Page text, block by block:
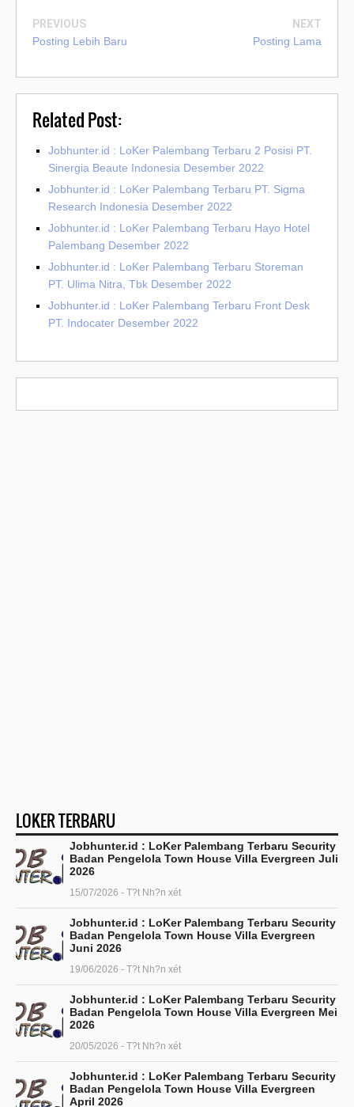
PREVIOUS
Posting Lebih Baru
NEXT
Posting Lama
Related Post:
Jobhunter.id : LoKer Palembang Terbaru 2 Posisi PT.
Sinergia Beaute Indonesia Desember 2022
Jobhunter.id : LoKer Palembang Terbaru PT. Sigma
Research Indonesia Desember 2022
Jobhunter.id : LoKer Palembang Terbaru Hayo Hotel
Palembang Desember 2022
Jobhunter.id : LoKer Palembang Terbaru Storeman
PT. Ulima Nitra, Tbk Desember 2022
Jobhunter.id : LoKer Palembang Terbaru Front Desk
PT. Indocater Desember 2022
LOKER TERBARU
Jobhunter.id : LoKer Palembang Terbaru Security
Badan Pengelola Town House Villa Evergreen Juli
2026
15/07/2026 - T?t Nh?n xét
Jobhunter.id : LoKer Palembang Terbaru Security
Badan Pengelola Town House Villa Evergreen
Juni 2026
19/06/2026 - T?t Nh?n xét
Jobhunter.id : LoKer Palembang Terbaru Security
Badan Pengelola Town House Villa Evergreen Mei
2026
20/05/2026 - T?t Nh?n xét
Jobhunter.id : LoKer Palembang Terbaru Security
Badan Pengelola Town House Villa Evergreen
April 2026